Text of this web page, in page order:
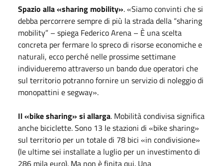
Spazio alla «sharing mobility». «Siamo convinti che si
debba percorrere sempre di più la strada della “sharing
mobility” – spiega Federico Arena – È una scelta
concreta per fermare lo spreco di risorse economiche e
naturali, ecco perché nelle prossime settimane
individueremo attraverso un bando due operatori che
sul territorio potranno fornire un servizio di noleggio di
monopattini e segway».
Il «bike sharing» si allarga. Mobilità condivisa significa
anche biciclette. Sono 13 le stazioni di «bike sharing»
sul territorio per un totale di 78 bici «in condivisione»
(le ultime sei installate a luglio per un investimento di
286 mila euro). Ma non è finita qui. Una